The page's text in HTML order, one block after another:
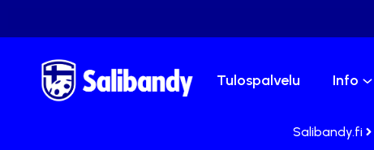
Tulospalvelu Info
Salibandy.fi